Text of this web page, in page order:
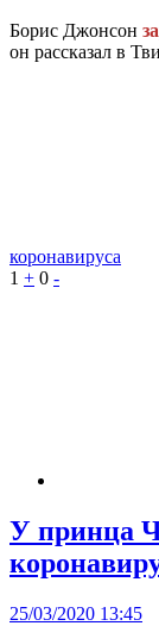
Борис Джонсон
он рассказал в
коронавируса
1 + 0 -
У принца
25/03/2020 13:45